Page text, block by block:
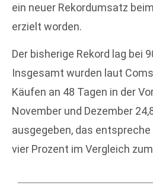
ein neuer Rekordumsatz
erzielt worden.
Der bisherige Rekord lag bei
Insgesamt wurden laut
Käufen an 48 Tagen in der
November und Dezember
ausgegeben, das
vier Prozent im Vergleich